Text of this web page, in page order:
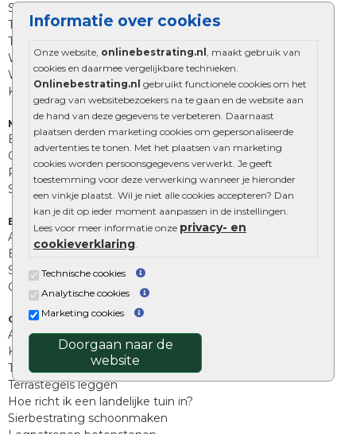
Informatie over cookies
Onze website, onlinebestrating.nl , maakt gebruik van
cookies en daarmee vergelijkbare technieken.
Onlinebestrating.nl gebruikt functionele cookies om het
gedrag van websitebezoekers na te gaan en de website aan
de hand van deze gegevens te verbeteren. Daarnaast
plaatsen derden marketing cookies om gepersonaliseerde
advertenties te tonen. Met het plaatsen van marketing
cookies worden persoonsgegevens verwerkt. Je geeft
toestemming voor deze verwerking wanneer je hieronder
een vinkje plaatst. Wil je niet alle cookies accepteren? Dan
kan je dit op ieder moment aanpassen in de instellingen.
Lees voor meer informatie onze privacy- en
cookieverklaring.
Technische cookies
Analytische cookies
Marketing cookies
Doorgaan naar de
website
Straatstenen
Trommelstenen
Tuinstenen
Waalformaat
Wildverband bestrating
Kingstones
Muurelementen
Betonbielzen
Opsluitbanden
Palissades
Stapelblokken
Extra benodigdheden
Afwatering en diversen
Beplantings en betonelementen
Split, grind en zand
Oprit tegels
Overig
Aanbiedingen
Kunstgras
Tuintegels outlet
Terrastegels leggen
Hoe richt ik een landelijke tuin in?
Sierbestrating schoonmaken